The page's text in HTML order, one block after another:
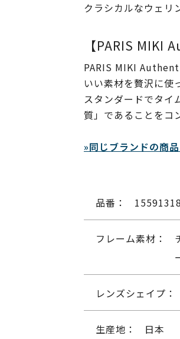
クラシカルなウェリ
【PARIS MIKI
PARIS MIKI
いい素材を贅沢に使
スタンダードでタ
質」であることをコ
»同じブランドの商品
品番：
フレーム素材：
レンズシェイプ：
生産地： 日本